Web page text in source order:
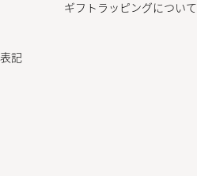
記
ギフトラッピングについて